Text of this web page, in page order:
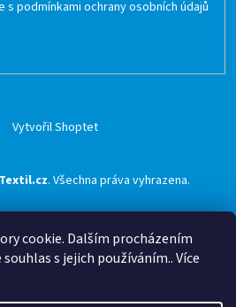
cookie. Dalším procházením
s jejich používáním.. Více
s podmínkami ochrany osobních údajů
Vytvořil Shoptet
. Všechna práva vyhrazena.